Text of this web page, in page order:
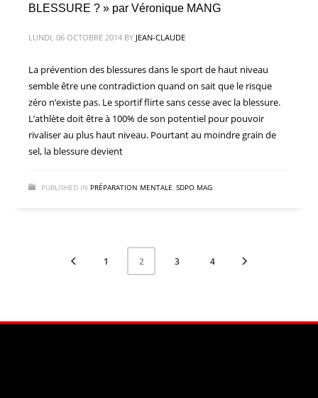
BLESSURE ? » par Véronique MANG
LUNDI, 06 OCTOBRE 2014 BY JEAN-CLAUDE
La prévention des blessures dans le sport de haut niveau
semble être une contradiction quand on sait que le risque
zéro n’existe pas. Le sportif flirte sans cesse avec la blessure.
L’athlète doit être à 100% de son potentiel pour pouvoir
rivaliser au plus haut niveau. Pourtant au moindre grain de
sel, la blessure devient
PUBLISHED IN PRÉPARATION MENTALE, SDPO MAG
1 2 3 4